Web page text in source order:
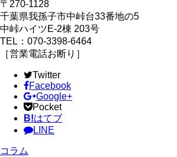
〒270-1128
千葉県我孫子市中峠台33番地の5
中峠ハイツE-2棟 203号
TEL：070-3398-6464
［営業電話お断り］
Twitter
Facebook
Google+
Pocket
B!はてブ
LINE
コラム